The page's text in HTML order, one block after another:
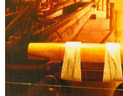
習
探
索
認
識
我